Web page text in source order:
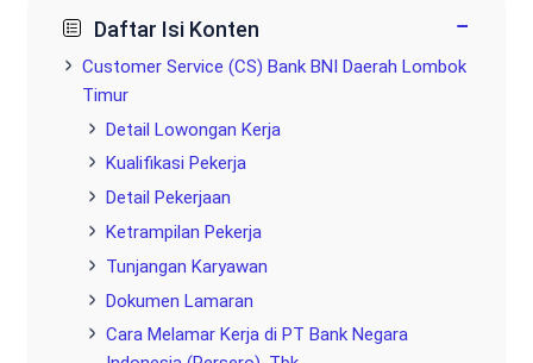
Daftar Isi Konten −
Customer Service (CS) Bank BNI Daerah Lombok
Timur
Detail Lowongan Kerja
Kualifikasi Pekerja
Detail Pekerjaan
Ketrampilan Pekerja
Tunjangan Karyawan
Dokumen Lamaran
Cara Melamar Kerja di PT Bank Negara